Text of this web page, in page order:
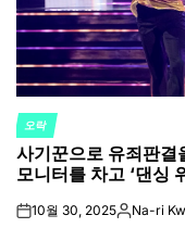
POSTED
IN
오락
사기꾼으로 유죄판결
모니터를 차고 ‘댄싱
on10월 30, 2025Posted
Na-ri